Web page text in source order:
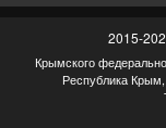
2015-
Крымского
Республика